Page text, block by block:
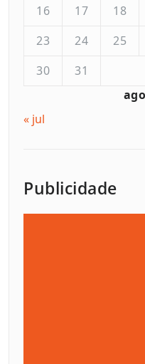
16
17 18
23
24 25
30
31
« jul
Publicidade